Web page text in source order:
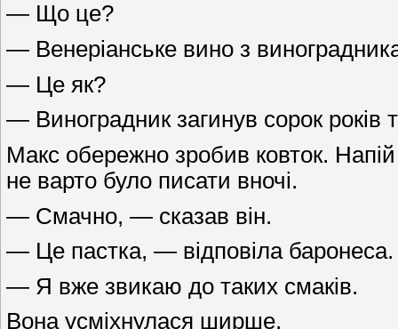
— Що це?
— Венеріанське вино з
— Це як?
— Виноградник загинув сорок років
Макс обережно зробив ковток.
не варто було писати вночі.
— Смачно, — сказав він.
— Це пастка, — відповіла баронеса.
— Я вже звикаю до таких смаків.
Вона усміхнулася ширше.